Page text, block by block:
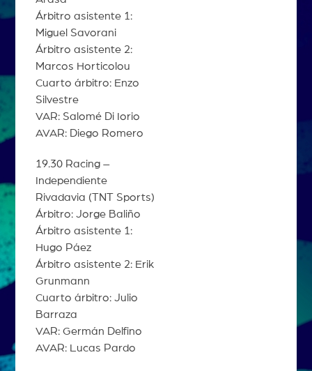
Árbitro asistente 1:
Miguel Savorani
Árbitro asistente 2:
Marcos Horticolou
Cuarto árbitro: Enzo
Silvestre
VAR: Salomé Di Iorio
AVAR: Diego Romero
19.30 Racing –
Independiente
Rivadavia (TNT Sports)
Árbitro: Jorge Baliño
Árbitro asistente 1:
Hugo Páez
Árbitro asistente 2: Erik
Grunmann
Cuarto árbitro: Julio
Barraza
VAR: Germán Delfino
AVAR: Lucas Pardo